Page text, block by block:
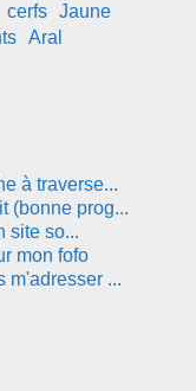
cerfs Jaune
Aral
à traverse...
(bonne prog...
site so...
mon fofo
m'adresser ...